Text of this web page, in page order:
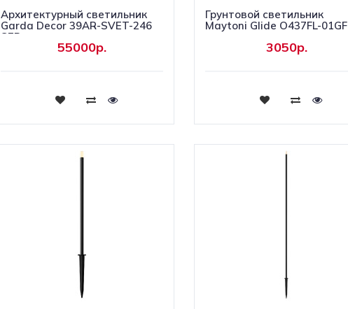
Архитектурный светильник
Garda Decor 39AR-SVET-246
SER
55000р.
Купить
Грунтовой светильник
Maytoni Glide O437FL-01GF
3050р.
Купить